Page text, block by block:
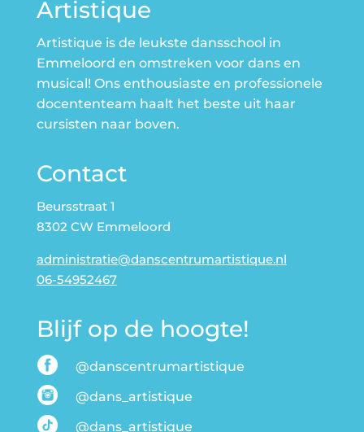
Artistique
Artistique is de leukste dansschool in
Emmeloord en omstreken voor dans en
musical! Ons enthousiaste en professionele
docententeam haalt het beste uit haar
cursisten naar boven.
Contact
Beursstraat 1
8302 CW Emmeloord
administratie@danscentrumartistique.nl
06-54952467
Blijf op de hoogte!
@danscentrumartistique
@dans_artistique
@dans_artistique